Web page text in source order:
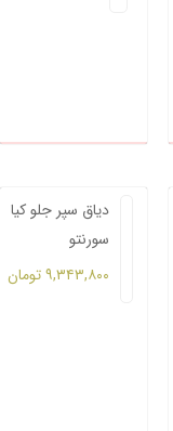
دیاق سپر جلو کیا
سورنتو
۹,۳۴۳,۸۰۰تومان